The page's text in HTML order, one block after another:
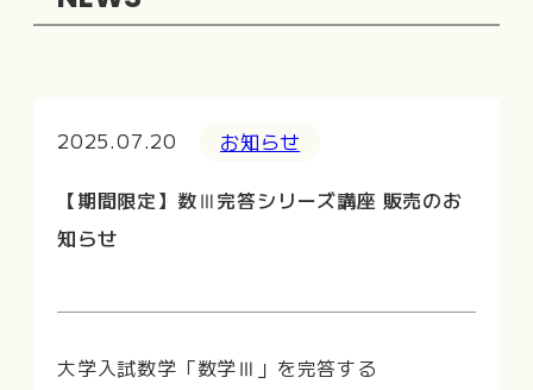
2025.07.20 お知らせ
【期間限定】数Ⅲ完答シリーズ講座 販売のお
知らせ
大学入試数学「数学Ⅲ」を完答する